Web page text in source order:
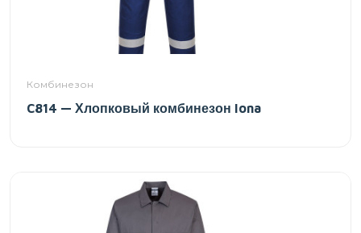
Комбинезон
C814 — Хлопковый комбинезон Iona